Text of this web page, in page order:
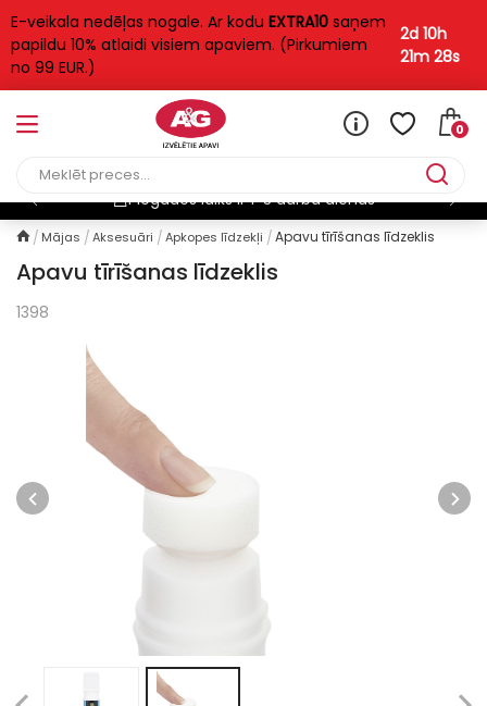
E-veikala nedēļas nogale. Ar kodu EXTRA10 saņem
papildu 10% atlaidi visiem apaviem. (Pirkumiem
no 99 EUR.)
2d 10h
21m 28s
0
Piegādes laiks ir 1-3 darba dienas
Mājas Aksesuāri Apkopes līdzekļi Apavu tīrīšanas līdzeklis
Apavu tīrīšanas līdzeklis
1398